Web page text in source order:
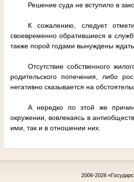
Решение суда не вступило в
К сожалению, следует
своевременно обратившиеся в
также порой годами вынуждены
Отсутствие собственного
родительского попечения, либо
негативно сказывается на
А нередко по этой же
окружении, вовлекаясь в
ими, так и в отношении них.
2006-2026